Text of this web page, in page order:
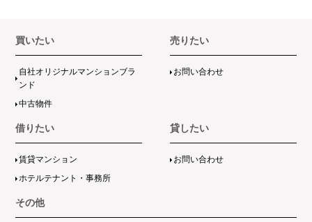
買いたい
自社オリジナルマンションブラ
ンド
中古物件
売りたい
お問い合わせ
借りたい
賃貸マンション
ホテルテナント・事務所
貸したい
お問い合わせ
その他